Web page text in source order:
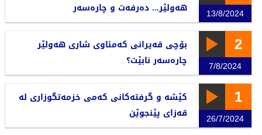
13/8/2024
هەولێر... دەرفەت و چارەسەر
2
7/8/2024
بۆچی قەیرانی کەمئاوی شاری هەولێر
چارەسەر نابێت؟
1
26/7/2024
کێشە و گرفتەکانی کەمی خزمەتگوزاری لە
قەزای پێنجوێن